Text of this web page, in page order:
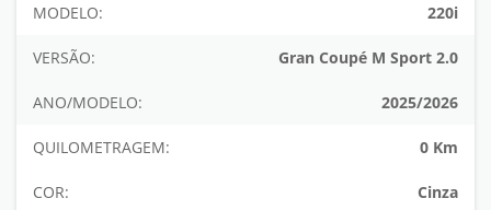
MODELO: 220i
VERSÃO: Gran Coupé M Sport 2.0
ANO/MODELO: 2025/2026
QUILOMETRAGEM: 0 Km
COR: Cinza